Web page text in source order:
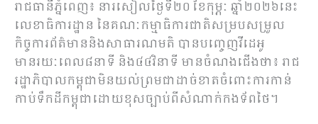
រាជធានីភ្នំពេញ៖ នារសៀលថ្ងៃទី២០ ខែកុម្ភៈ ឆ្នាំ២០២៦នេះ
លេខាធិការដ្ឋាន នៃគណៈកម្មាធិការជាតិសម្របសម្រួល
កិច្ចការព័ត៌មាននិងសាធារណមតិ បានបញ្ចេញវីដេអូ
មានរយៈពេល៨នាទី និង៤៤វិនាទី មានចំណងជើងថា៖ រាជ
រដ្ឋាភិបាលកម្ពុជាមិនយល់ព្រមជាដាច់ខាតចំពោះការកាន់
កាប់ទឹកដីកម្ពុជាដោយខុសច្បាប់ពីសំណាក់កងទ័ពថៃ។